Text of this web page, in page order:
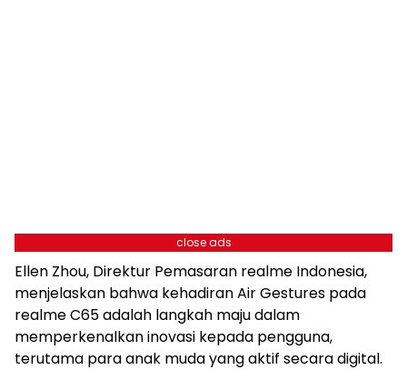
close ads
Ellen Zhou, Direktur Pemasaran realme Indonesia,
menjelaskan bahwa kehadiran Air Gestures pada
realme C65 adalah langkah maju dalam
memperkenalkan inovasi kepada pengguna,
terutama para anak muda yang aktif secara digital.